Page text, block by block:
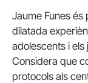
Jaume Funes
dilatada
adolescents i els
Considera que
protocols als